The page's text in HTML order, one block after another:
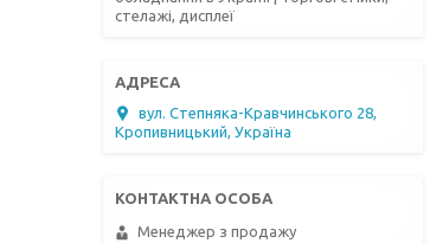
стелажі, дисплеї
вул. Степняка-Кравчинського 28,
Кропивницький, Україна
Менеджер з продажу